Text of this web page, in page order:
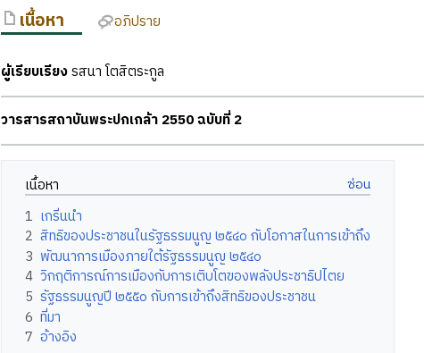
เนื้อหา อภิปราย
ผู้เรียบเรียงรสนา โตสิตระกูล
วารสารสถาบันพระปกเกล้า 2550 ฉบับที่ 2
เนื้อหา
1 เกริ่นนำ
2 สิทธิของประชาชนในรัฐธรรมนูญ ๒๕๔๐ กับโอกาสในการเข้าถึง
3 พัฒนาการเมืองภายใต้รัฐธรรมนูญ ๒๕๔๐
4 วิกฤติการณ์การเมืองกับการเติบโตของพลังประชาธิปไตย
5 รัฐธรรมนูญปี ๒๕๕๐ กับการเข้าถึงสิทธิของประชาชน
6 ที่มา
7 อ้างอิง